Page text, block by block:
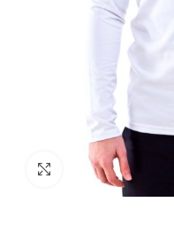
Click to enlarge